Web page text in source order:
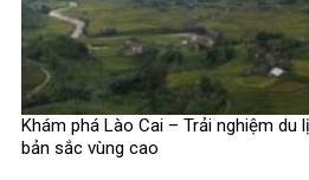
Khám phá Lào Cai – Trải nghiệm du
bản sắc vùng cao